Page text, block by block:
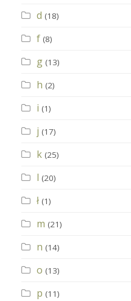
d (18)
f (8)
g (13)
h (2)
i (1)
j (17)
k (25)
l (20)
ł (1)
m (21)
n (14)
o (13)
p (11)